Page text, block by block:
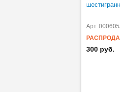
Арт.
300 руб.